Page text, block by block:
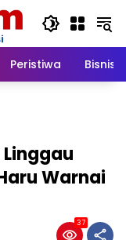
Peristiwa Bisnis
Linggau
Warnai
37